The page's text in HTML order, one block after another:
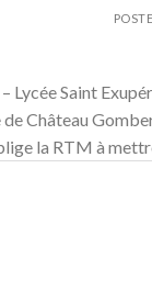
Lycée Saint
de Château
la RTM à